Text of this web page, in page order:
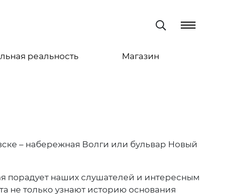
реальность Магазин
– набережная Волги или бульвар Новый
порадует наших слушателей и интересным
не только узнают историю основания